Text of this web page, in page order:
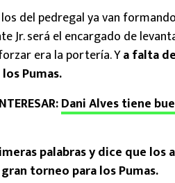
del pedregal ya van
Jr. será el encargado de
era la portería. Ya falta
Pumas.
Dani Alves tiene
palabras y dice que los
torneo para los Pumas.